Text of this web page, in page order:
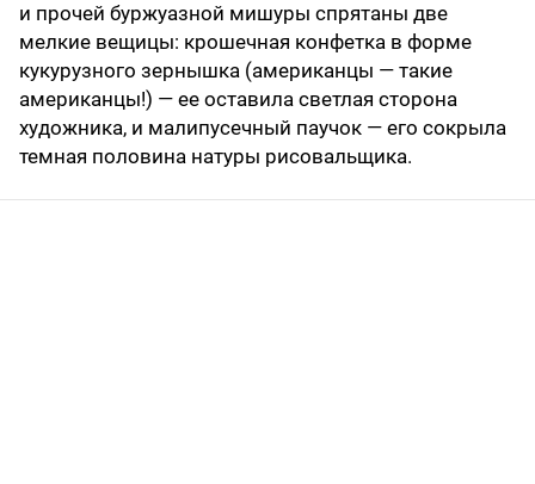
и прочей буржуазной мишуры спрятаны две
мелкие вещицы: крошечная конфетка в форме
кукурузного зернышка (американцы — такие
американцы!) — ее оставила светлая сторона
художника, и малипусечный паучок — его сокрыла
темная половина натуры рисовальщика.